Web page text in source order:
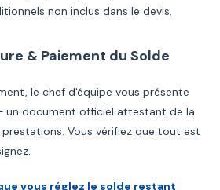
non inclus dans le devis.
& Paiement du Solde
le chef d'équipe vous présente
un document officiel attestant de la
Vous vérifiez que tout est
vous réglez le solde restant